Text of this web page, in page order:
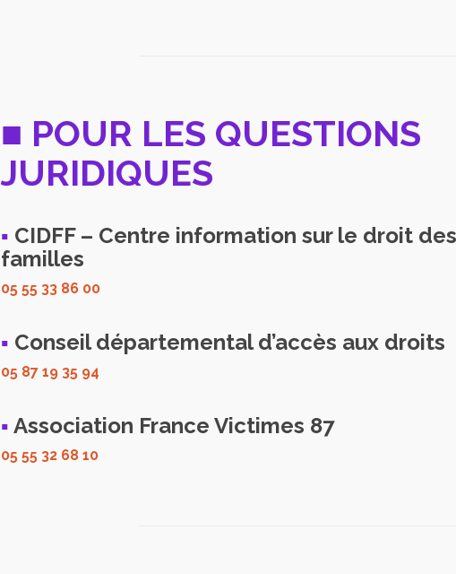
■ POUR LES QUESTIONS
JURIDIQUES
▪ CIDFF – Centre information sur le droit
familles
05 55 33 86 00
▪ Conseil départemental d’accès aux droits
05 87 19 35 94
▪ Association France Victimes 87
05 55 32 68 10